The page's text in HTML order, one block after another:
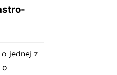
jednej z
o